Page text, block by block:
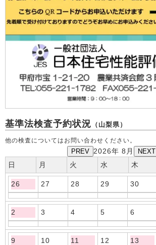
基準法検査予約状況 （山梨県）
他の検査についてはお問い合わせください。
PREV 2026年 8月
NEXT
日
月 火 水 木
26 27 28 29 30
2 3 4 5 6
9 10 11 12 13